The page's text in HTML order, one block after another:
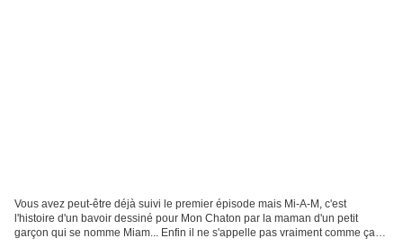
Vous avez peut-être déjà suivi le premier épisode mais Mi-A-M, c'est
l'histoire d'un bavoir dessiné pour Mon Chaton par la maman d'un petit
garçon qui se nomme Miam... Enfin il ne s'appelle pas vraiment comme ça